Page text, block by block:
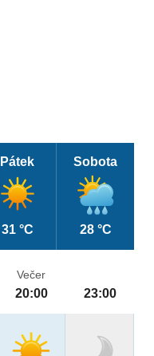
Pátek
31 °C
Sobota
28 °C
Večer
20:00 23:00